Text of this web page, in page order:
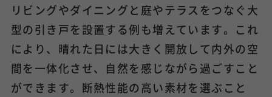
リビングやダイニングと庭やテラスをつなぐ大
型の引き戸を設置する例も増えています。これ
により、晴れた日には大きく開放して内外の空
間を一体化させ、自然を感じながら過ごすこと
ができます。断熱性能の高い素材を選ぶこと